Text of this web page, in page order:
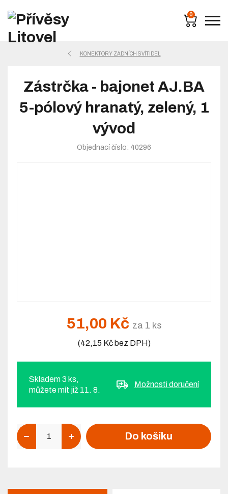
0
KONEKTORY ZADNÍCH SVÍTIDEL
Zástrčka - bajonet AJ.BA
5-pólový hranatý, zelený, 1
vývod
Objednací číslo: 40296
51,00 Kč za 1 ks
(42,15 Kč bez DPH)
Skladem 3 ks,
můžete mít již 11. 8.
Možnosti doručení
Do košíku